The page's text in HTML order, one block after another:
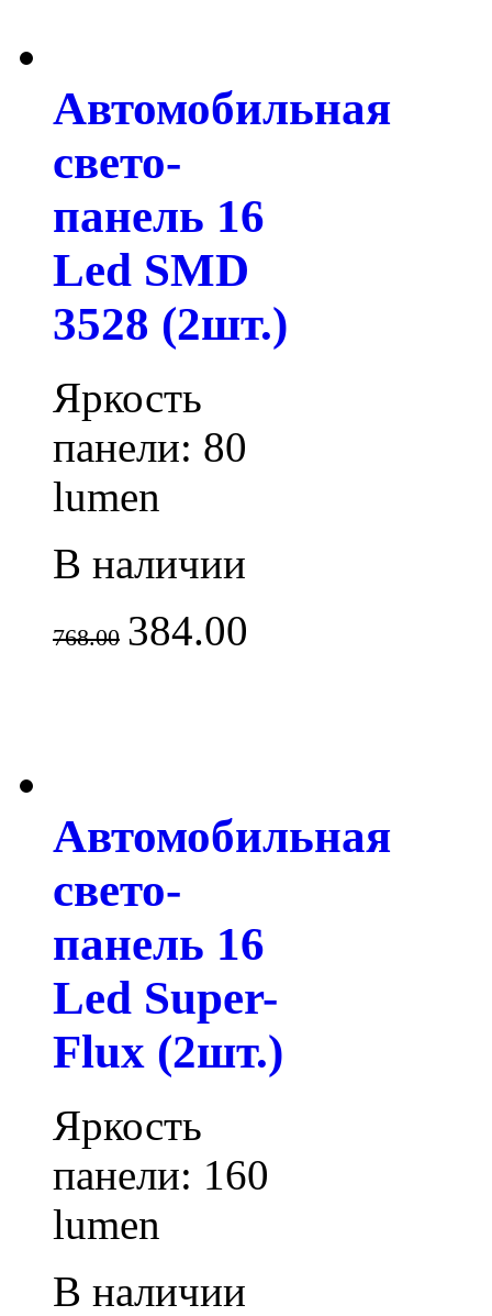
Автомобильная
свето-
панель 16
Led SMD
3528 (2шт.)
Яркость
панели: 80
lumen
В наличии
768.00 384.00
Автомобильная
свето-
панель 16
Led Super-
Flux (2шт.)
Яркость
панели: 160
lumen
В наличии